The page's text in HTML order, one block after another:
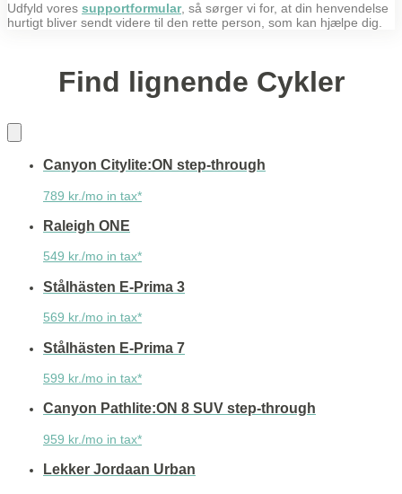
Udfyld vores supportformular, så sørger vi for, at din henvendelse
hurtigt bliver sendt videre til den rette person, som kan hjælpe dig.
Find lignende Cykler
Canyon Citylite:ON step-through
789 kr./mo in tax*
Raleigh ONE
549 kr./mo in tax*
Stålhästen E-Prima 3
569 kr./mo in tax*
Stålhästen E-Prima 7
599 kr./mo in tax*
Canyon Pathlite:ON 8 SUV step-through
959 kr./mo in tax*
Lekker Jordaan Urban